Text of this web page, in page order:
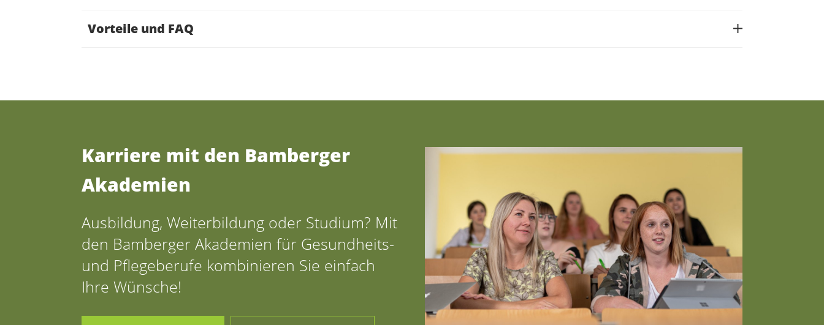
Vorteile und FAQ
Karriere mit den Bamberger
Akademien
Ausbildung, Weiterbildung oder Studium? Mit
den Bamberger Akademien für Gesundheits-
und Pflegeberufe kombinieren Sie einfach
Ihre Wünsche!